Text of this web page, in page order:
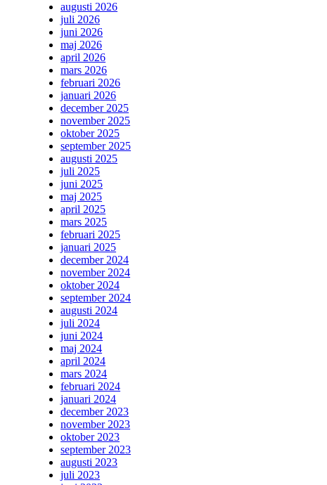
augusti 2026
juli 2026
juni 2026
maj 2026
april 2026
mars 2026
februari 2026
januari 2026
december 2025
november 2025
oktober 2025
september 2025
augusti 2025
juli 2025
juni 2025
maj 2025
april 2025
mars 2025
februari 2025
januari 2025
december 2024
november 2024
oktober 2024
september 2024
augusti 2024
juli 2024
juni 2024
maj 2024
april 2024
mars 2024
februari 2024
januari 2024
december 2023
november 2023
oktober 2023
september 2023
augusti 2023
juli 2023